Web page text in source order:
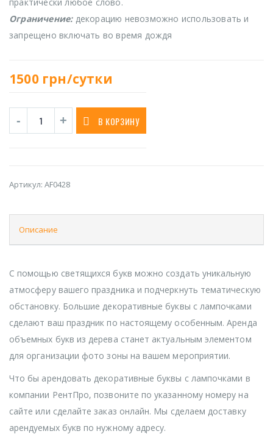
Ограничение:декорацию невозможно использовать и
запрещено включать во время дождя
1500 грн/сутки
В КОРЗИНУ
Артикул: AF0428
Описание
С помощью светящихся букв можно создать уникальную
атмосферу вашего праздника и подчеркнуть тематическую
обстановку. Большие декоративные буквы с лампочками
сделают ваш праздник по настоящему особенным. Аренда
объемных букв из дерева станет актуальным элементом
для организации фото зоны на вашем мероприятии.
Что бы арендовать декоративные буквы с лампочками в
компании РентПро, позвоните по указанному номеру на
сайте или сделайте заказ онлайн. Мы сделаем доставку
арендуемых букв по нужному адресу.